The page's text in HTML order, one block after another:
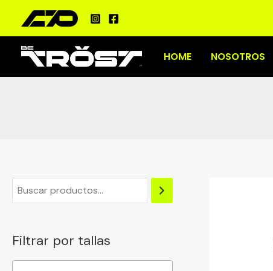
contenido
HOME NOSOTROS
Filtrar por tallas